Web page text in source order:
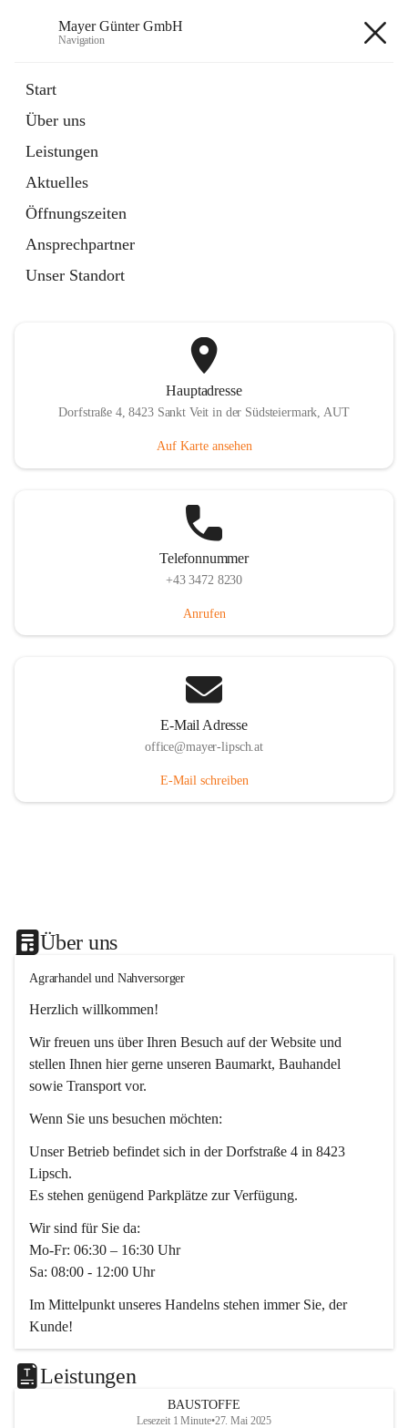
Mayer Günter GmbH
Navigation
Start
Über uns
Leistungen
Aktuelles
Öffnungszeiten
Ansprechpartner
Unser Standort
Artikel
in
Tab
TRANSPORTE
Artikel
öffnet
in
neuem
Tab
Hauptadresse
Dorfstraße 4, 8423 Sankt Veit in der Südsteiermark, AUT
Auf Karte ansehen
Telefonnummer
+43 3472 8230
Anrufen
E-Mail Adresse
office@mayer-lipsch.at
E-Mail schreiben
Über uns
Agrarhandel und Nahversorger
Herzlich willkommen!
Wir freuen uns über Ihren Besuch auf der Website und
stellen Ihnen hier gerne unseren Baumarkt, Bauhandel
sowie Transport vor.
Wenn Sie uns besuchen möchten:
Unser Betrieb befindet sich in der Dorfstraße 4 in 8423
Lipsch.
Es stehen genügend Parkplätze zur Verfügung.
Wir sind für Sie da:
Mo-Fr: 06:30 – 16:30 Uhr
Sa: 08:00 - 12:00 Uhr
Im Mittelpunkt unseres Handelns stehen immer Sie, der
Kunde!
Das Team ist freundlich, motiviert und bestens geschult in
den Bereichen
Beratung, Lager sowie Transport. Für alle Ihre Anliegen
finden wir eine individuelle Lösung.
Leistungen
BAUSTOFFE
Lesezeit 1 Minute•27. Mai 2025